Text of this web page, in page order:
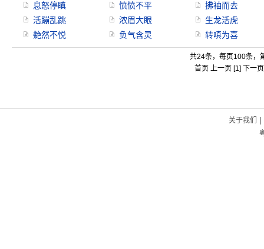
息怒停瞋
愤愤不平
拂袖而去
活蹦乱跳
浓眉大眼
生龙活虎
艴然不悦
负气含灵 转嗔为喜
共24条，每页100条，
首页 上一页 [1] 下一
关于我们 |